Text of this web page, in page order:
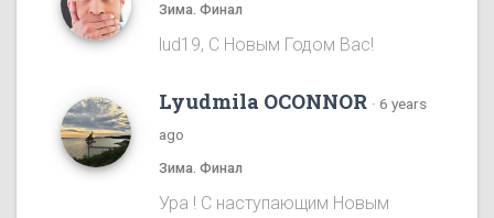
Зима. Финал
lud19, С Новым Годом Вас!
Lyudmila OCONNOR · 6 years
ago
Зима. Финал
Ура ! С наступающим Новым